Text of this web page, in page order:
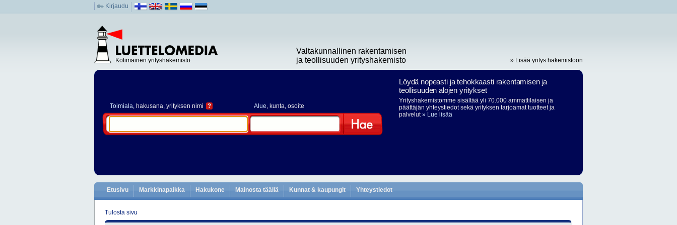
Kirjaudu
Kotimainen yrityshakemisto
Valtakunnallinen rakentamisen
ja teollisuuden yrityshakemisto
» Lisää yritys hakemistoon
Toimiala, hakusana, yrityksen nimi ? Alue, kunta, osoite
Löydä nopeasti ja tehokkaasti rakentamisen ja
teollisuuden alojen yritykset
Yrityshakemistomme sisältää yli 70.000 ammattilaisen ja
päättäjän yhteystiedot sekä yrityksen tarjoamat tuotteet ja
palvelut» Lue lisää
Etusivu Markkinapaikka Hakukone Mainosta täällä Kunnat & kaupungit Yhteystiedot
Tulosta sivu